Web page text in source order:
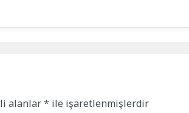
alanlar* ile işaretlenmişlerdir